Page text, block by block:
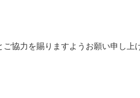
協力を賜りますようお願い申し上